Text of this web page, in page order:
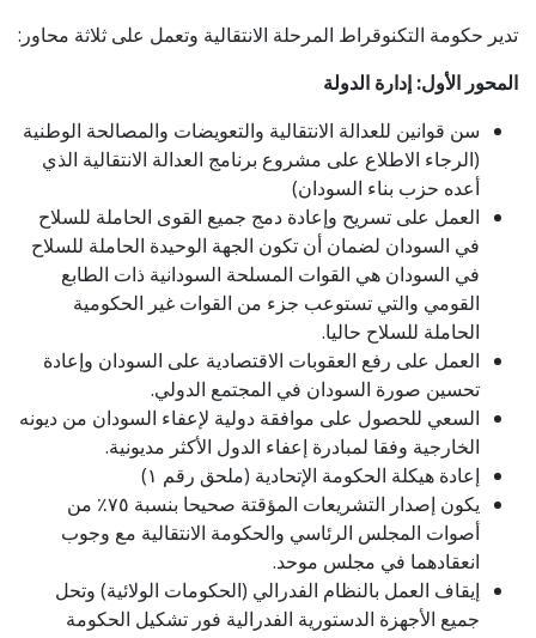
تدير حكومة التكنوقراط المرحلة الانتقالية وتعمل على ثلاثة محاور:
المحور الأول: إدارة الدولة
سن قوانين للعدالة الانتقالية والتعويضات والمصالحة الوطنية
(الرجاء الاطلاع على مشروع برنامج العدالة الانتقالية الذي
أعده حزب بناء السودان)
العمل على تسريح وإعادة دمج جميع القوى الحاملة للسلاح
في السودان لضمان أن تكون الجهة الوحيدة الحاملة للسلاح
في السودان هي القوات المسلحة السودانية ذات الطابع
القومي والتي تستوعب جزء من القوات غير الحكومية
الحاملة للسلاح حاليا.
العمل على رفع العقوبات الاقتصادية على السودان وإعادة
تحسين صورة السودان في المجتمع الدولي.
السعي للحصول على موافقة دولية لإعفاء السودان من ديونه
الخارجية وفقا لمبادرة إعفاء الدول الأكثر مديونية.
إعادة هيكلة الحكومة الإتحادية (ملحق رقم ١)
يكون إصدار التشريعات المؤقتة صحيحا بنسبة ٧٥٪ من
أصوات المجلس الرئاسي والحكومة الانتقالية مع وجوب
انعقادهما في مجلس موحد.
إيقاف العمل بالنظام الفدرالي (الحكومات الولائية) وتحل
جميع الأجهزة الدستورية الفدرالية فور تشكيل الحكومة